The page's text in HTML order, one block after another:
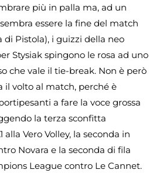
più in palla ma, ad un
essere la fine del match
di Pistola), i guizzi della neo
Stysiak spingono le rosa ad uno
che vale il tie-break. Non è però
il volto al match, perché è
a fare la voce grossa
la terza sconfitta
alla Vero Volley, la seconda in
Novara e la seconda di fila
League contro Le Cannet.